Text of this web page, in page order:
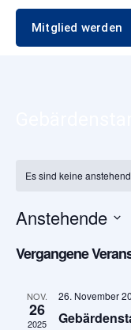
Mitglied werden
Es sind keine
Anstehende
wählen.
Vergangene
NOV.
26
2025
26. November